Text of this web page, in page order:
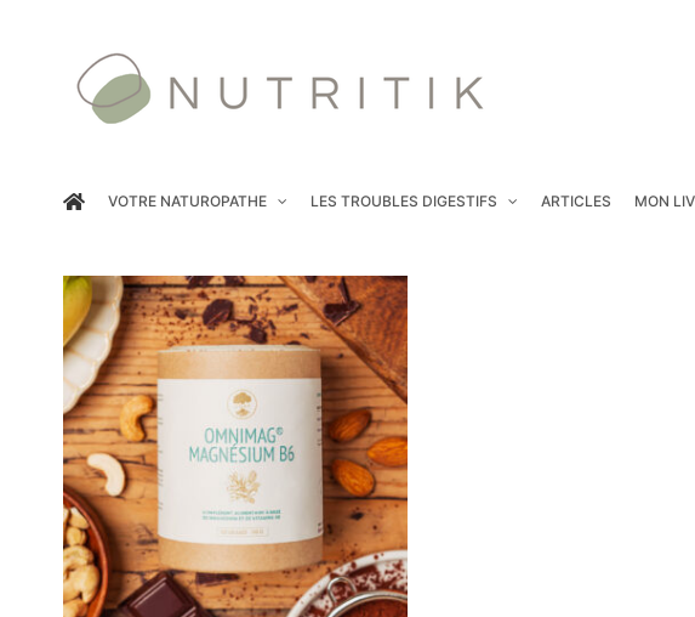
VOTRE NATUROPATHE LES TROUBLES DIGESTIFS ARTICLES MON
COMMANDER / DÉTAILS